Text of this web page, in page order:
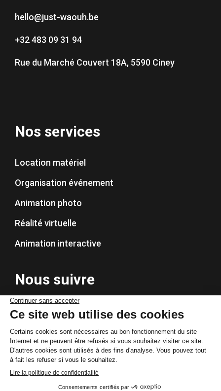
hello@just-waouh.be
+32 483 09 31 94
Rue du Marché Couvert 18A, 5590 Ciney
Nos services
Location matériel
Organisation événement
Animation photo
Réalité virtuelle
Animation interactive
Nous suivre